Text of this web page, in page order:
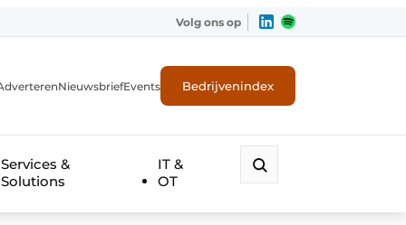
Volg ons op
NieuwsbriefEvents Bedrijvenindex
Services &
Solutions
IT &
OT